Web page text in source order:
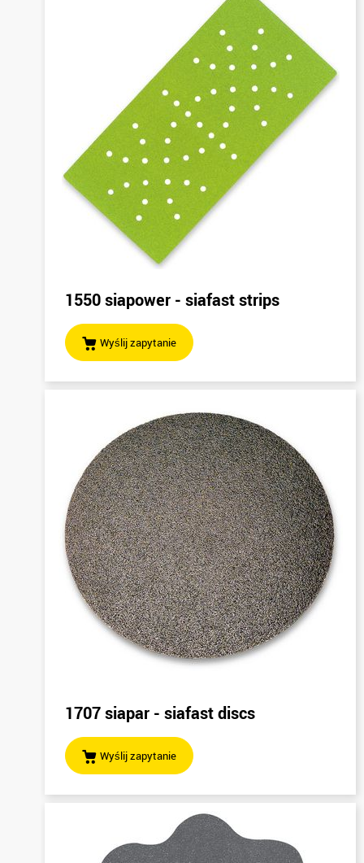
1550 siapower - siafast strips
Wyślij zapytanie
1707 siapar - siafast discs
Wyślij zapytanie